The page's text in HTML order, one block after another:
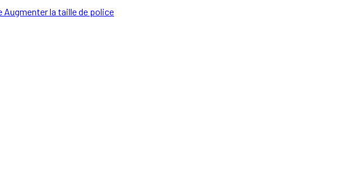
Augmenter la taille de police